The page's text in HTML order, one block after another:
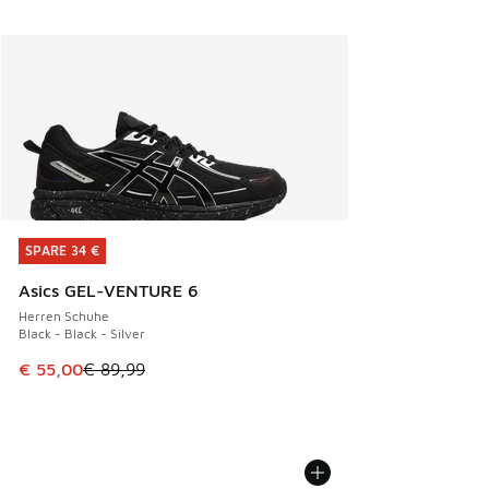
SPARE 34 €
Asics GEL-VENTURE 6
Herren Schuhe
Black - Black - Silver
Dieser Artikel ist im Sale. Der Preis ist von € 89,99 auf €
€ 55,00€ 89,99
SPARE 34 €